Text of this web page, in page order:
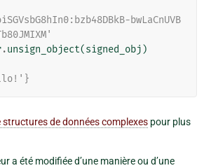
bwLaCnUVB
.unsign_object(signed_obj )
de données complexes pour plus
a été modifiée d’une manière ou d’une